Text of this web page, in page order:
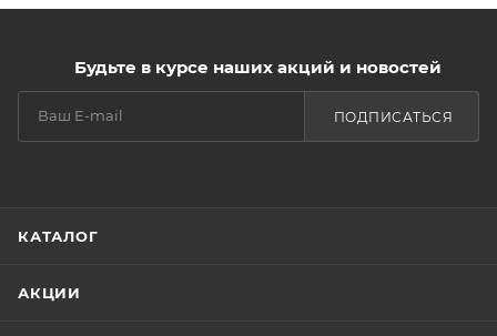
Будьте в курсе наших акций и новостей
ПОДПИСАТЬСЯ
КАТАЛОГ
АКЦИИ